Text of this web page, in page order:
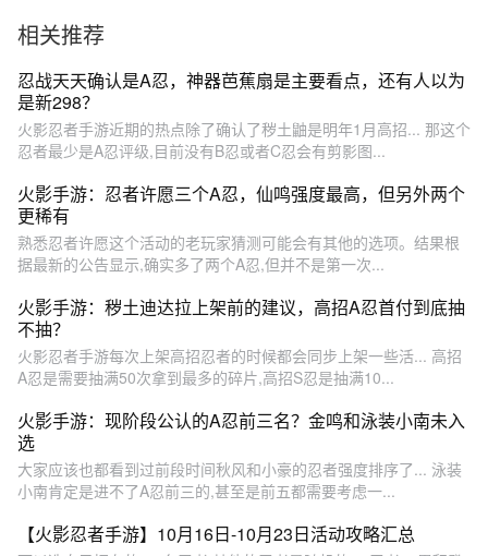
相关推荐
忍战天天确认是A忍，神器芭蕉扇是主要看点，还有人以为
是新298？
火影忍者手游近期的热点除了确认了秽土鼬是明年1月高招... 那这个
忍者最少是A忍评级,目前没有B忍或者C忍会有剪影图...
火影手游：忍者许愿三个A忍，仙鸣强度最高，但另外两个
更稀有
熟悉忍者许愿这个活动的老玩家猜测可能会有其他的选项。结果根
据最新的公告显示,确实多了两个A忍,但并不是第一次...
火影手游：秽土迪达拉上架前的建议，高招A忍首付到底抽
不抽？
火影忍者手游每次上架高招忍者的时候都会同步上架一些活... 高招
A忍是需要抽满50次拿到最多的碎片,高招S忍是抽满10...
火影手游：现阶段公认的A忍前三名？金鸣和泳装小南未入
选
大家应该也都看到过前段时间秋风和小豪的忍者强度排序了... 泳装
小南肯定是进不了A忍前三的,甚至是前五都需要考虑一...
【火影忍者手游】10月16日-10月23日活动攻略汇总